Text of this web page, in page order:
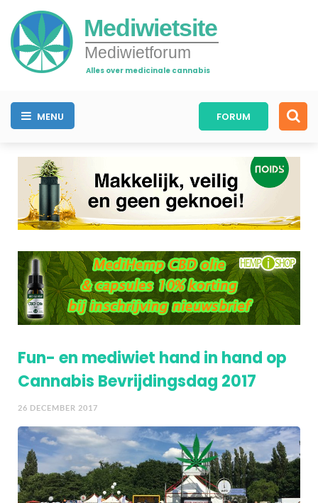
Mediwietsite
Mediwietforum
Alles over medicinale cannabis
MENU FORUM
Fun- en mediwiet hand in hand op
Cannabis Bevrijdingsdag 2017
26 DECEMBER 2017